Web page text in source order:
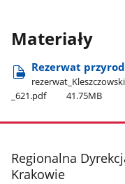
Materiały
Rezerwat
_621.pdf
41.75MB
stopka
Regionalna
Krakowie